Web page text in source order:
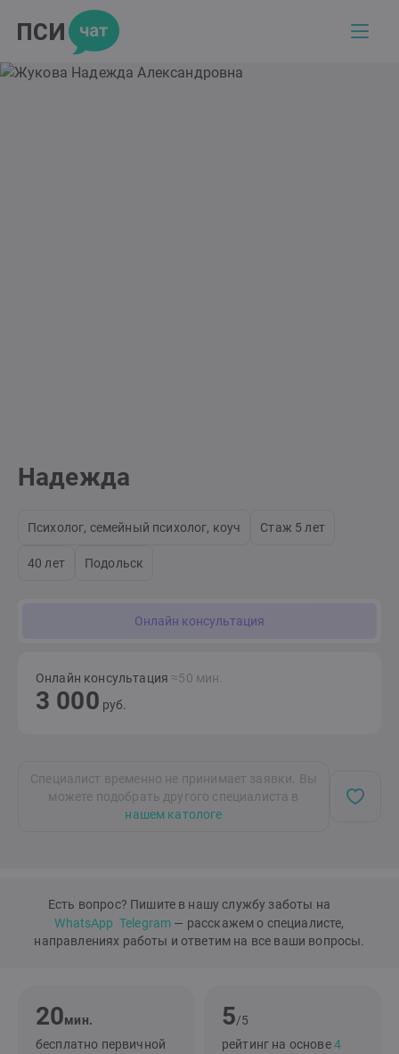
Надежда
Психолог, семейный психолог, коуч Стаж 5 лет
40 лет Подольск
Онлайн консультация
Онлайн консультация ≈50 мин.
3 000 руб.
Специалист временно не принимает заявки. Вы
можете подобрать другого специалиста в
нашем катологе
Есть вопрос? Пишите в нашу службу заботы на
WhatsApp Telegram — расскажем о специалисте,
направлениях работы и ответим на все ваши вопросы.
20мин.
бесплатно первичной
5/5
рейтинг на основе4